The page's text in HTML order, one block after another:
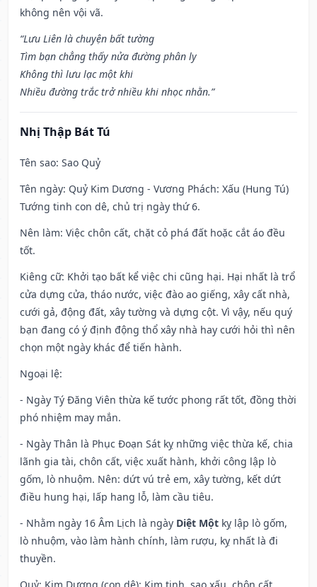
không nên vội vã.
“Lưu Liên là chuyện bất tường
Tìm bạn chẳng thấy nửa đường phân ly
Không thì lưu lạc một khi
Nhiều đường trắc trở nhiều khi nhọc nhằn.”
Nhị Thập Bát Tú
Tên sao: Sao Quỷ
Tên ngày: Quỷ Kim Dương - Vương Phách: Xấu (Hung Tú)
Tướng tinh con dê, chủ trị ngày thứ 6.
Nên làm: Việc chôn cất, chặt cỏ phá đất hoặc cắt áo đều
tốt.
Kiêng cữ: Khởi tạo bất kể việc chi cũng hại. Hại nhất là trổ
cửa dựng cửa, tháo nước, việc đào ao giếng, xây cất nhà,
cưới gả, động đất, xây tường và dựng cột. Vì vậy, nếu quý
bạn đang có ý định động thổ xây nhà hay cưới hỏi thì nên
chọn một ngày khác để tiến hành.
Ngoại lệ:
- Ngày Tý Đăng Viên thừa kế tước phong rất tốt, đồng thời
phó nhiệm may mắn.
- Ngày Thân là Phục Đoạn Sát kỵ những việc thừa kế, chia
lãnh gia tài, chôn cất, việc xuất hành, khởi công lập lò
gốm, lò nhuộm. Nên: dứt vú trẻ em, xây tường, kết dứt
điều hung hại, lấp hang lỗ, làm cầu tiêu.
- Nhằm ngày 16 Âm Lịch là ngày Diệt Một kỵ lập lò gốm,
lò nhuộm, vào làm hành chính, làm rượu, kỵ nhất là đi
thuyền.